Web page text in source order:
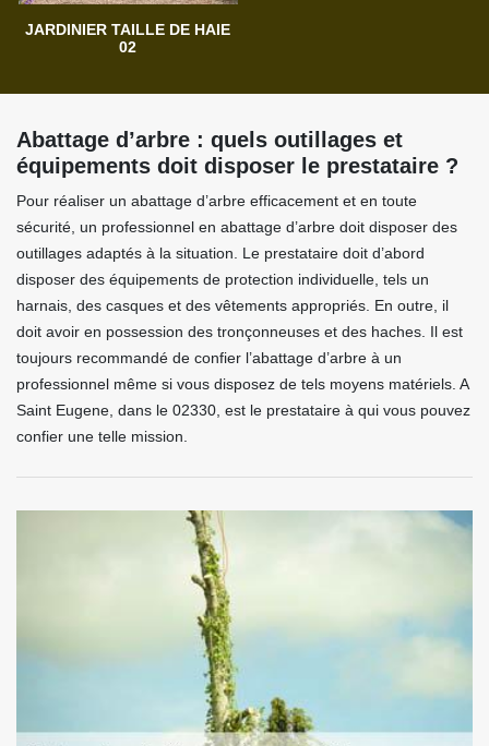
JARDINIER TAILLE DE HAIE
02
Abattage d’arbre : quels outillages et
équipements doit disposer le prestataire ?
Pour réaliser un abattage d’arbre efficacement et en toute
sécurité, un professionnel en abattage d’arbre doit disposer des
outillages adaptés à la situation. Le prestataire doit d’abord
disposer des équipements de protection individuelle, tels un
harnais, des casques et des vêtements appropriés. En outre, il
doit avoir en possession des tronçonneuses et des haches. Il est
toujours recommandé de confier l’abattage d’arbre à un
professionnel même si vous disposez de tels moyens matériels. A
Saint Eugene, dans le 02330, est le prestataire à qui vous pouvez
confier une telle mission.